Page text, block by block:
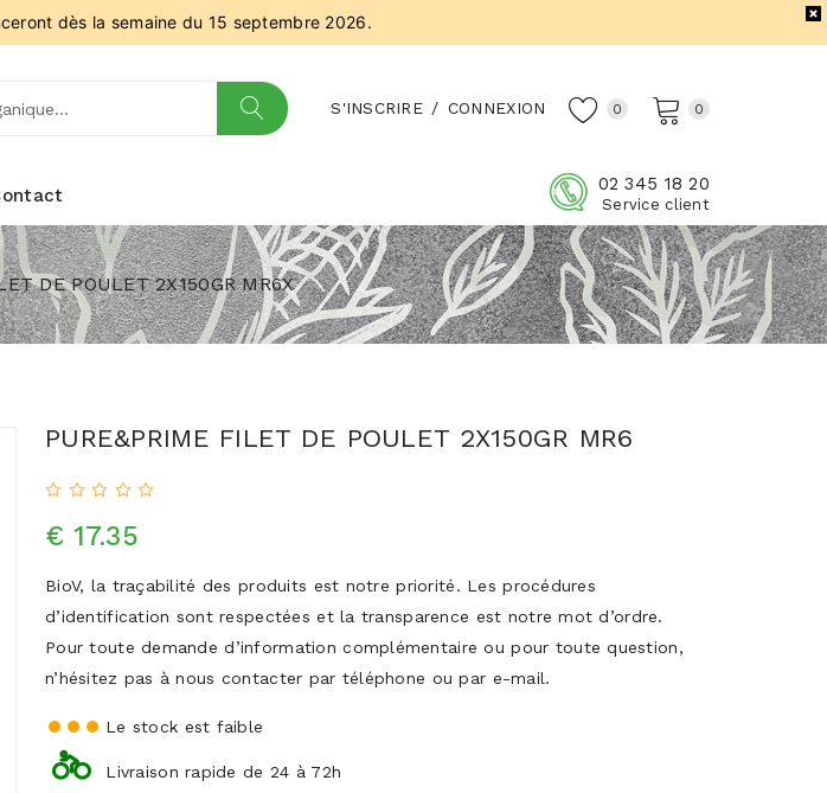
dès la semaine du 15 septembre 2026.
S'INSCRIRE / CONNEXION 0 0
02 345 18 20
Service client
DE POULET 2X150GR MR6X
PURE&PRIME FILET DE POULET 2X150GR MR6
€ 17.35
BioV, la traçabilité des produits est notre priorité. Les procédures
d’identification sont respectées et la transparence est notre mot d’ordre.
Pour toute demande d’information complémentaire ou pour toute question,
n’hésitez pas à nous contacter par téléphone ou par e-mail.
Le stock est faible
Livraison rapide de 24 à 72h